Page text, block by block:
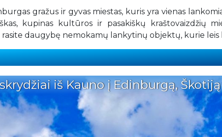
gražus ir gyvas miestas, kuris yra vienas
kupinas kultūros ir pasakiškų kraštovaizdžių
rasite daugybę nemokamų lankytinų objektų, kurie leis
iš Kauno į Edinburgą, Škotiją